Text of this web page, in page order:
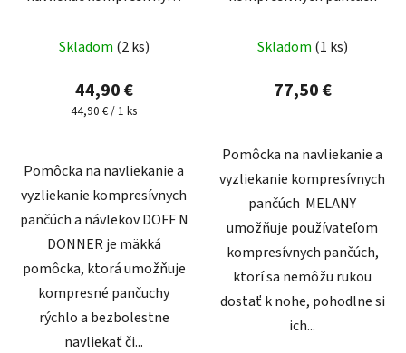
Skladom (2 ks)
44,90 €
Jednotková
44,90 € / 1 ks
Pomôcka na navliekanie a
vyzliekanie kompresívnych
pančúch a návlekov DOFF N
DONNER je mäkká
pomôcka, ktorá umožňuje
kompresné pančuchy
rýchlo a bezbolestne
navliekať či...
Skladom (1 ks)
77,50 €
Pomôcka na navliekanie a
vyzliekanie kompresívnych
pančúch MELANY
umožňuje používateľom
kompresívnych pančúch,
ktorí sa nemôžu rukou
dostať k nohe, pohodlne si
ich...